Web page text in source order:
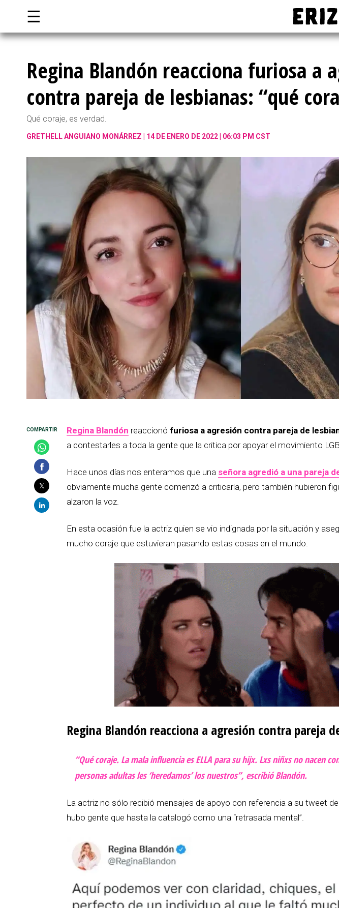
☰
Regina Blandón reacciona furiosa a
contra pareja de lesbianas: “qué
Qué coraje, es verdad.
GRETHELL ANGUIANO MONÁRREZ 14 DE ENERO DE 2022 | 06:03 PM CST
Regina Blandón reaccionó furiosa a agresión contra pareja de
a contestarles a toda la gente que la critica por apoyar el movimiento
Hace unos días nos enteramos que una señora agredió a una pareja
obviamente mucha gente comenzó a criticarla, pero también hubieron
alzaron la voz.
En esta ocasión fue la actriz quien se vio indignada por la situación y
mucho coraje que estuvieran pasando estas cosas en el mundo.
Regina Blandón reacciona a agresión contra pareja
“Qué coraje. La mala influencia es ELLA para su hijx. Lxs niñxs no nacen
personas adultas les ‘heredamos’ los nuestros”, escribió Blandón.
La actriz no sólo recibió mensajes de apoyo con referencia a su tweet
hubo gente que hasta la catalogó como una “retrasada mental”.